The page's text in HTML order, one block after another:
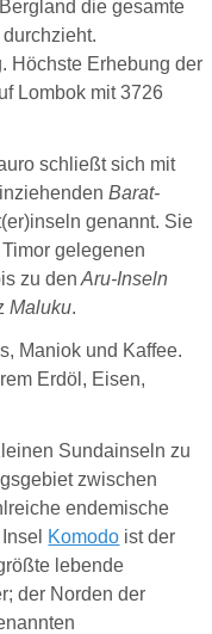
die gesamte
Höchste Erhebung der
Lombok mit 3726
schließt sich mit
Barat-
genannt. Sie
gelegenen
zu den Aru-Inseln
Maluku.
Maniok und Kaffee.
Erdöl, Eisen,
Sundainseln zu
zwischen
endemische
Komodo ist der
lebende
der Norden der